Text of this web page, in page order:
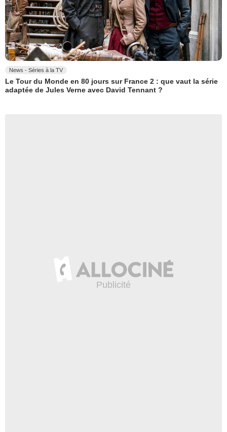
News - Séries à la TV
Le Tour du Monde en 80 jours sur France 2 : que vaut la série
adaptée de Jules Verne avec David Tennant ?